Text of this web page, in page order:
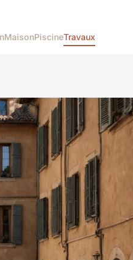
MaisonPiscineTravaux